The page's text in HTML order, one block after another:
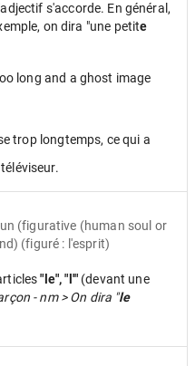
s'accorde. En général,
on dira "une petite
long and a ghost image
trop longtemps, ce qui a
(figurative (human soul or
(figuré : l'esprit)
"le", "l'" (devant une
- nm > On dira "le